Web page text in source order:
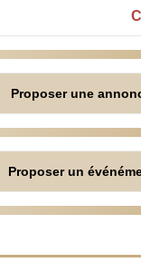
Proposer une
Proposer un